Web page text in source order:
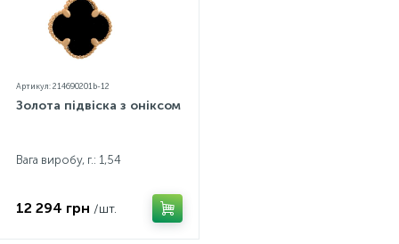
Артикул: 214690201b-12
Золота підвіска з оніксом
Вага виробу, г.: 1,54
12 294 грн /шт.